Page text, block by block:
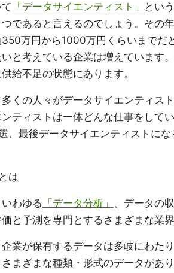
「データサイエンティスト」
とい
であると言えるのでしょう。その
万円から1000万円くらいまでだ
と考えている企業は増えています
給不足の状態にあります。
くの人々がデータサイエンティス
ティストは一体どんな仕事をして
、最後データサイエンティストに
は
わゆる 「データ分析」 、データの
と予測を専門とするさまざまな業
業が保有するデータは多岐にわた
まざまな種類・形式のデータがあ